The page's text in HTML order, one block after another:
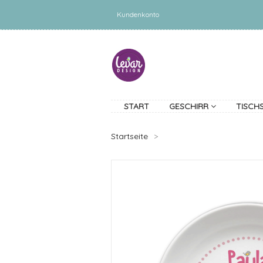
Kundenkonto
START GESCHIRR
Startseite >